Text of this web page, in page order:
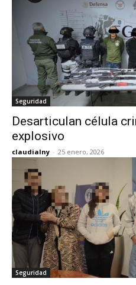
Seguridad
Desarticulan célula
explosivo
claudialny - 25 enero, 2026
Seguridad